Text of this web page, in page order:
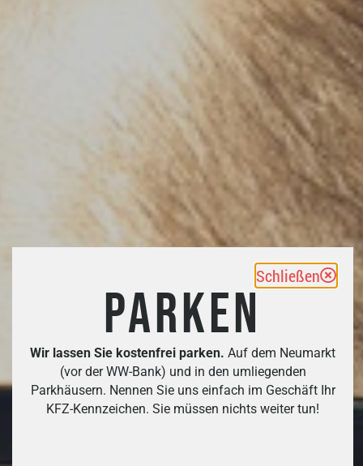
Schließen
PARKEN
Wir lassen Sie kostenfrei parken. Auf dem Neumarkt
(vor der WW-Bank) und in den umliegenden
Parkhäusern. Nennen Sie uns einfach im Geschäft Ihr
KFZ-Kennzeichen. Sie müssen nichts weiter tun!